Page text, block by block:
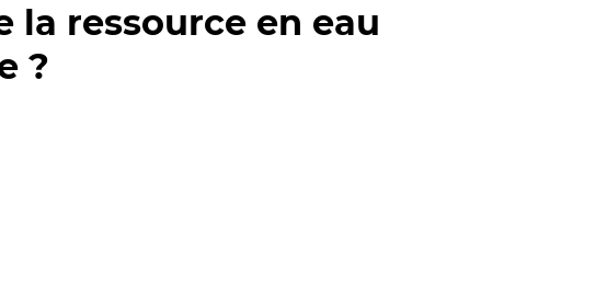
la ressource en eau
?